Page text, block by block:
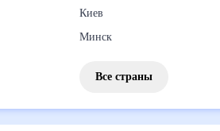
Киев
Минск
Все страны